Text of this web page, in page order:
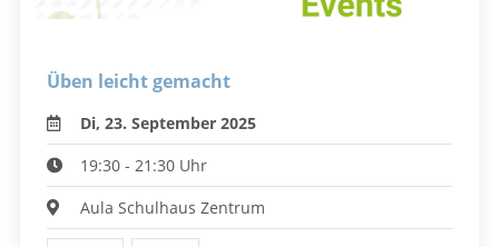
Üben leicht gemacht
Di, 23. September 2025
19:30 - 21:30 Uhr
Aula Schulhaus Zentrum